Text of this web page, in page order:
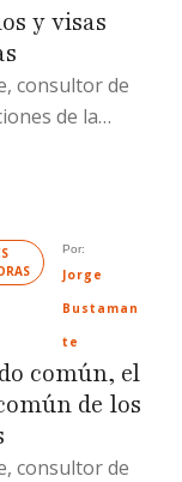
y visas
consultor de
de la
Por:
Jorge
Bustaman
te
común, el
de los
consultor de